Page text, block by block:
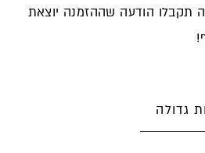
תקבלו הודעה שההזמנה יוצאת
גדולה